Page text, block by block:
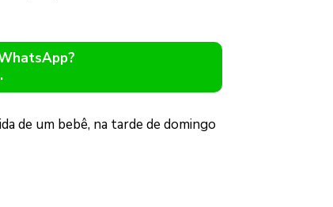
de um bebê, na tarde de domingo